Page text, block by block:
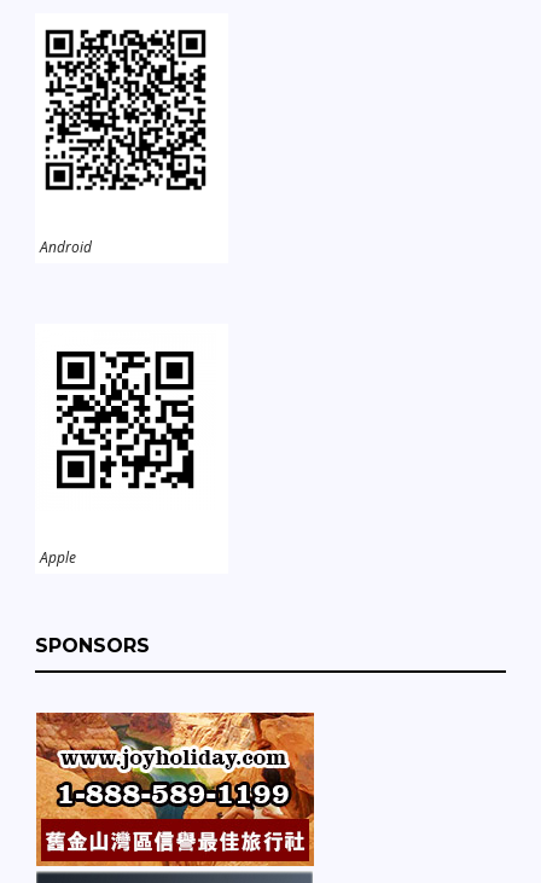
Android
Apple
SPONSORS